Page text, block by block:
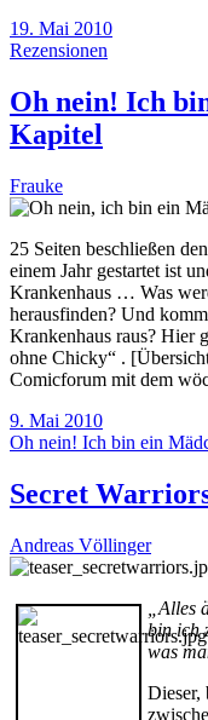
19. Mai 2010
Rezensionen
Oh nein! Ich
Kapitel
Frauke
25 Seiten beschließen
einem Jahr gestartet ist
Krankenhaus … Was
herausfinden? Und
Krankenhaus raus? Hier
ohne Chicky“ .
Comicforum mit dem
9. Mai 2010
Oh nein! Ich bin ein
Secret
Andreas Völlinger
Alles
binich
was
Dieser,